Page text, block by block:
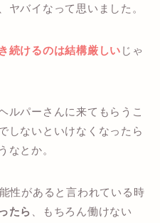
ヤバイなって思いました。
続けるのは結構厳しい じゃ
ルパーさんに来てもらうこ
しないといけなくなったら
なとか。
性があると言われている時
たら 、もちろん働けない